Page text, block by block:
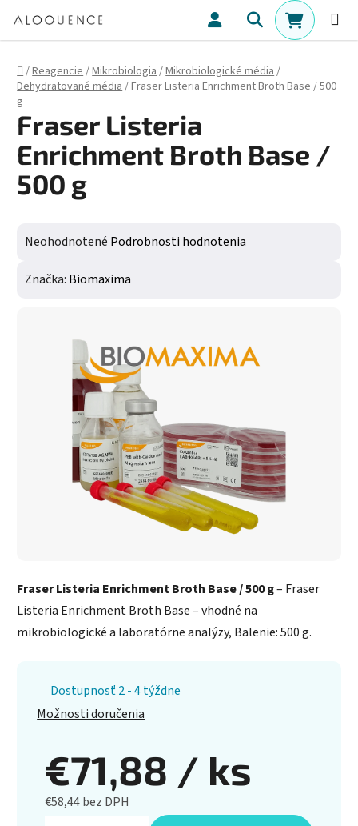
Hľadať
Domov
/Reagencie/Mikrobiologia/Mikrobiologické média/
Dehydratované média/Fraser Listeria Enrichment Broth Base / 500
g
Fraser Listeria Enrichment Broth Base / 500 g– Fraser
Listeria Enrichment Broth Base – vhodné na
mikrobiologické a laboratórne analýzy, Balenie: 500 g.
Dostupnosť 2 - 4 týždne
Možnosti doručenia
€71,88 / ks
€58,44 bez DPH
Fraser Listeria
Enrichment Broth Base /
500 g
Priemerné hodnotenie produktu je 0,0 z 5 hviezdičiek.
Neohodnotené Podrobnosti hodnotenia
Značka: Biomaxima